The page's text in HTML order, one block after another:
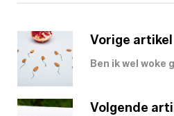
Vorige artikel
Ben ik wel woke
Volgende